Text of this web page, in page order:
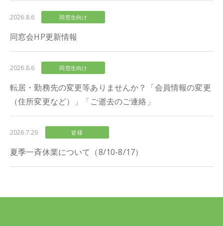
2026.8.6 同窓生向け
同窓会HP更新情報
2026.8.6 同窓生向け
転居・勤務先の変更等ありませんか？「会員情報の変更
（住所変更など）」「ご逝去のご連絡」
2026.7.29 皆様
夏季一斉休業について（8/10-8/17）